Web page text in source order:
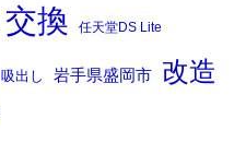
交換 任天堂DS Lite
吸出し 岩手県盛岡市 改造